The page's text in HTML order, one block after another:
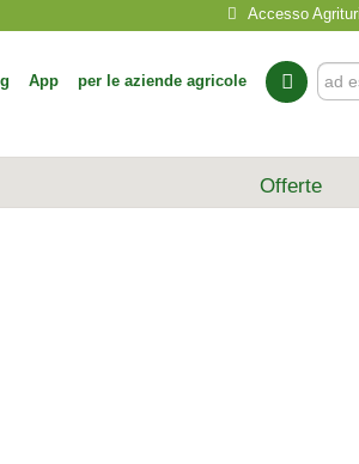
Accesso
App per le aziende agricole
Offerte